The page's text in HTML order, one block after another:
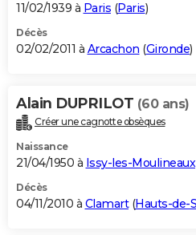
11/02/1939 à Paris (Paris)
Décès
02/02/2011 à Arcachon (Gironde)
Alain DUPRILOT (60 ans)
Créer une cagnotte obsèques
Naissance
21/04/1950 à Issy-les-Moulineaux
Décès
04/11/2010 à Clamart(Hauts-de-